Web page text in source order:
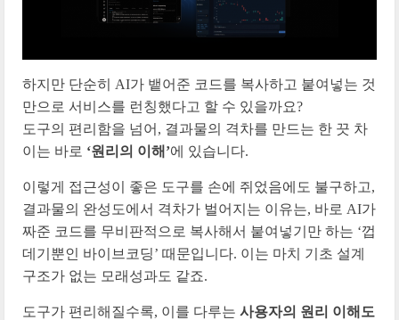
하지만 단순히 AI가 뱉어준 코드를 복사하고 붙여넣는 것
만으로 서비스를 런칭했다고 할 수 있을까요?
도구의 편리함을 넘어, 결과물의 격차를 만드는 한 끗 차
이는 바로 ‘원리의 이해’에 있습니다.
이렇게 접근성이 좋은 도구를 손에 쥐었음에도 불구하고,
결과물의 완성도에서 격차가 벌어지는 이유는, 바로 AI가
짜준 코드를 무비판적으로 복사해서 붙여넣기만 하는 ‘껍
데기뿐인 바이브코딩’ 때문입니다. 이는 마치 기초 설계
구조가 없는 모래성과도 같죠.
도구가 편리해질수록, 이를 다루는 사용자의 원리 이해도